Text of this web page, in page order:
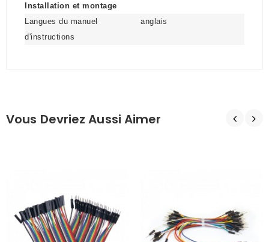
Installation et montage
Langues du manuel
d'instructions
anglais
Vous Devriez Aussi Aimer